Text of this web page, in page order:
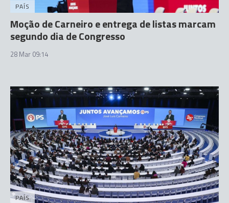
PAÍS
Moção de Carneiro e entrega de listas marcam
segundo dia de Congresso
28 Mar 09:14
PAÍS